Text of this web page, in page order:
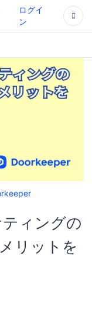
ログイ
ン
ィングの
リットを